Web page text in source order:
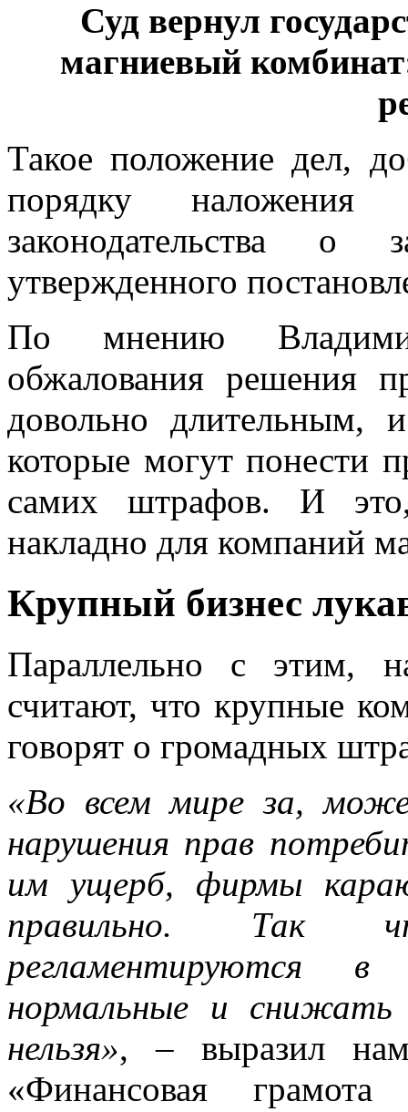
Суд вернул
магниевый
Такое положение дел,
порядку наложения
законодательства о
утвержденного
По мнению
обжалования решения
довольно длительным,
которые могут понести
самих штрафов. И
накладно для компаний
Крупный бизнес
Параллельно с этим,
считают, что крупные
говорят о громадных
«Во всем мире за,
нарушения прав
им ущерб, фирмы
правильно. Так
регламентируются
нормальные и
нельзя», – выразил нам
«Финансовая